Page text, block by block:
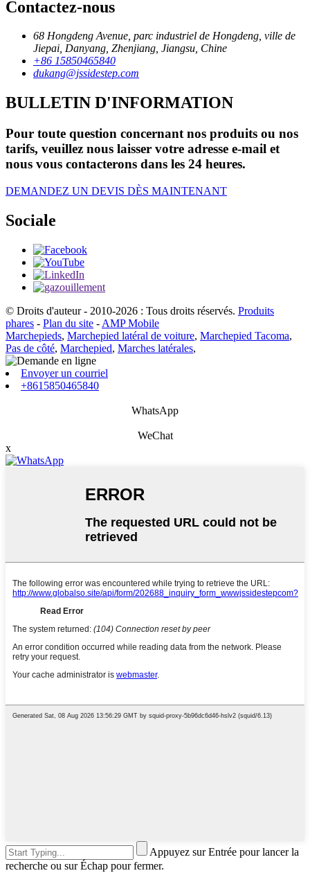
Contactez-nous
68 Hongdeng Avenue, parc industriel de Hongdeng, ville de
Jiepai, Danyang, Zhenjiang, Jiangsu, Chine
+86 15850465840
dukang@jssidestep.com
BULLETIN D'INFORMATION
Pour toute question concernant nos produits ou nos
tarifs, veuillez nous laisser votre adresse e-mail et
nous vous contacterons dans les 24 heures.
DEMANDEZ UN DEVIS DÈS MAINTENANT
Sociale
© Droits d'auteur - 2010-2026 : Tous droits réservés. Produits
phares - Plan du site - AMP Mobile
Marchepieds, Marchepied latéral de voiture, Marchepied Tacoma,
Pas de côté, Marchepied, Marches latérales,
Envoyer un courriel
+8615850465840
WhatsApp
WeChat
x
Appuyez sur Entrée pour lancer la
recherche ou sur Échap pour fermer.